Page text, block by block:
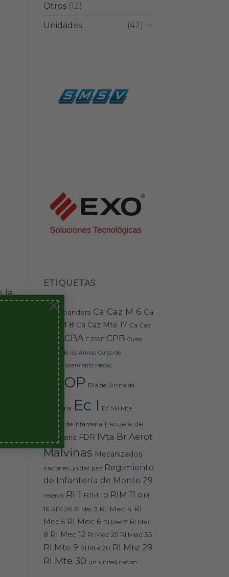
×
la
Otros(12)
Unidades
(42)
ETIQUETAS
BAI-11 bandera Ca Caz M 6 Ca
Caz M 8 Ca Caz Mte 17 Ca Caz
Mte 18
CBA CJSAE CPB Curso
Básico de las Armas Curso de
Perfeccionamiento Medio
DEOP Día del Arma de
Infantería Ec I Ec Mil Mte
escuela de infanteria Escuela de
Infantería FDR IVta Br Aerot
Malvinas Mecanizados
naciones unidas paz Regimiento
de Infantería de Monte 29
reserva RI 1 RIM 10 RIM 11 RIM
16 RIM 26 RI Mec 3 RI Mec 4 RI
Mec 5 RI Mec 6 RI Mec 7 RI Mec
8 RI Mec 12 RI Mec 25 RI Mec 35
RI Mte 9 RI Mte 28 RI Mte 29
RI Mte 30 un united nation